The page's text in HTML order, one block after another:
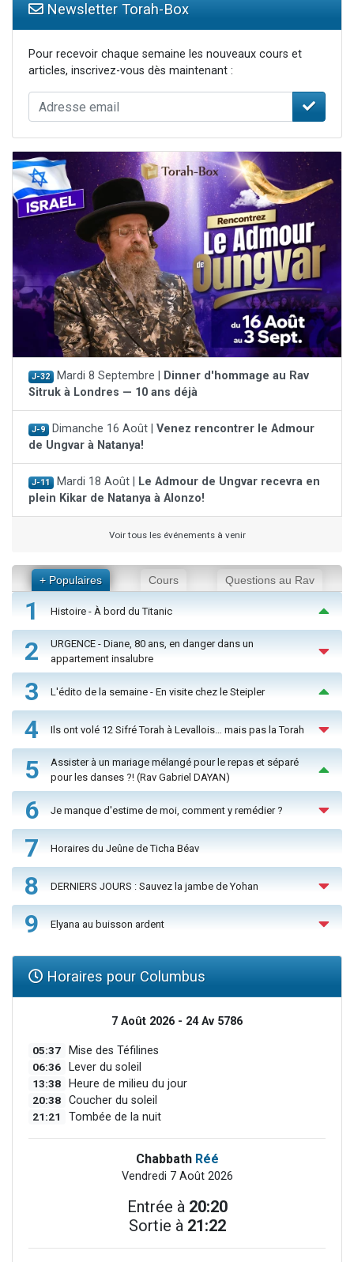
Newsletter Torah-Box
Pour recevoir chaque semaine les nouveaux cours et
articles, inscrivez-vous dès maintenant :
J-32 Mardi 8 Septembre |
Dinner d'hommage au Rav
Sitruk à Londres — 10 ans déjà
J-9 Dimanche 16 Août | Venez rencontrer le Admour
de Ungvar à Natanya!
J-11 Mardi 18 Août |
Le Admour de Ungvar recevra en
plein Kikar de Natanya à Alonzo!
Voir tous les événements à venir
+ Populaires Cours Questions au Rav
1 Histoire - À bord du Titanic
2
URGENCE - Diane, 80 ans, en danger dans un
appartement insalubre
3 L'édito de la semaine - En visite chez le Steipler
4 Ils ont volé 12 Sifré Torah à Levallois… mais pas la Torah
5
Assister à un mariage mélangé pour le repas et séparé
pour les danses ?! (Rav Gabriel DAYAN)
6 Je manque d'estime de moi, comment y remédier ?
7 Horaires du Jeûne de Ticha Béav
8 DERNIERS JOURS : Sauvez la jambe de Yohan
9 Elyana au buisson ardent
Horaires pour Columbus
7 Août 2026 - 24 Av 5786
05:37 Mise des Téfilines
06:36 Lever du soleil
13:38 Heure de milieu du jour
20:38 Coucher du soleil
21:21 Tombée de la nuit
Chabbath Réé
Vendredi 7 Août 2026
Entrée à 20:20
Sortie à 21:22